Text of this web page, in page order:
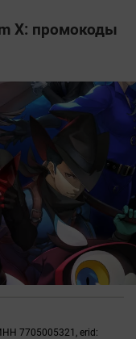
X: промокоды
7705005321, erid: